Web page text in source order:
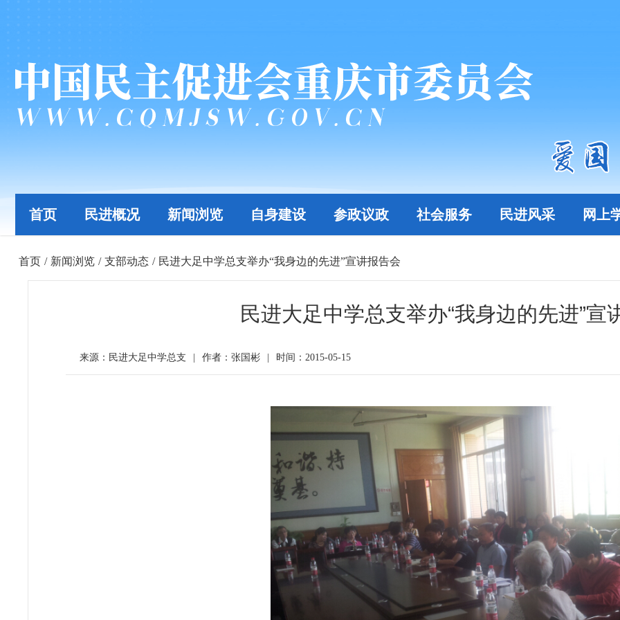
首页 民进概况 新闻浏览 自身建设 参政议政 社会服务 民进风采 网上
首页 / 新闻浏览 / 支部动态 / 民进大足中学总支举办“我身边的先进”宣讲报告会
民进大足中学总支举办“我身边的先进”宣
来源：民进大足中学总支 作者：张国彬 时间：2015-05-15